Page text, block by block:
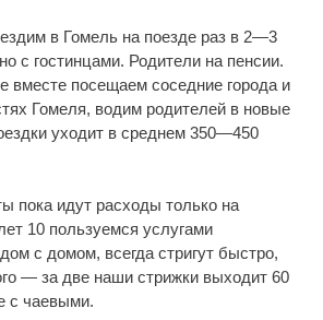
в Гомель на поезде раз в 2—3
с гостинцами. Родители на пенсии.
вместе посещаем соседние города и
Гомеля, водим родителей в новые
уходит в среднем 350—450
пока идут расходы только на
10 пользуемся услугами
с домом, всегда стригут быстро,
— за две наши стрижки выходит 60
с чаевыми.